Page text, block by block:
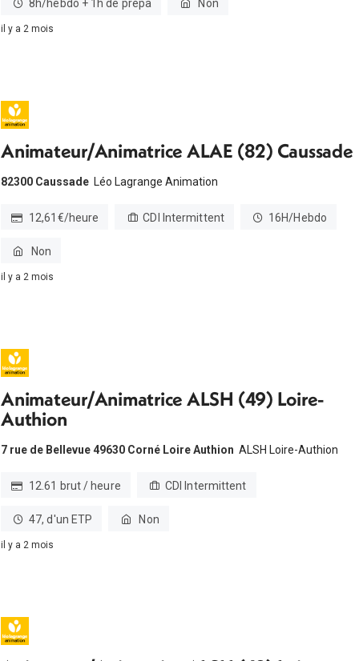
8h/hebdo + 1h de prépa Non
il y a 2 mois
Animateur/Animatrice ALAE (82) Caussade
82300 Caussade Léo Lagrange Animation
12,61€/heure CDI Intermittent 16H/Hebdo
Non
il y a 2 mois
Animateur/Animatrice ALSH (49) Loire-
Authion
7 rue de Bellevue 49630 Corné Loire Authion ALSH Loire-Authion
12.61 brut / heure CDI Intermittent
47, d'un ETP Non
il y a 2 mois